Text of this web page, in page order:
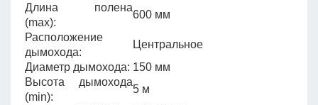
Длина полена
(max):
600 мм
Расположение
дымохода:
Центральное
Диаметр дымохода: 150 мм
Высота дымохода
(min):
5 м